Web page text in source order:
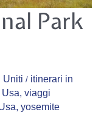
Park
Uniti / itinerari in
Usa, viaggi
, yosemite